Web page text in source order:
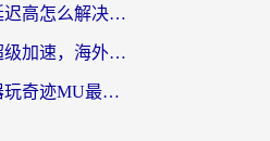
国外玩灌篮高手延迟高怎么解决？海外玩家国服游戏加速终极指南
非人学园加速器超级加速，海外玩家重返国服的通行证
国外用什么加速器玩奇迹MU最好？2026海外玩家国服游戏加速全攻略